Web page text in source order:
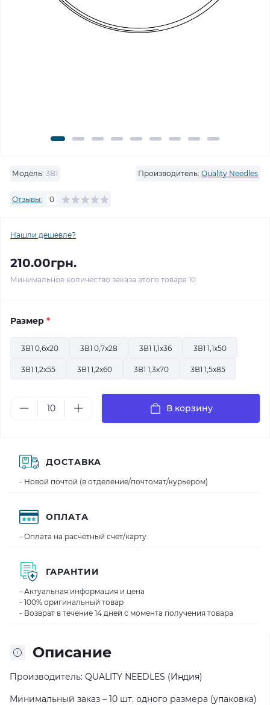
Модель: 3В1 Производитель: Quality Needles
Отзывы: 0
Нашли дешевле?
210.00грн.
Минимальное количество заказа этого товара 10
Размер *
3В1 0,6х20 3В1 0,7х28 3В1 1,1х36 3В1 1,1х50
3В1 1,2х55 3В1 1,2х60 3В1 1,3х70 3В1 1,5х85
В корзину
Описание
Производитель: QUALITY NEEDLES (Индия)
Минимальный заказ – 10 шт. одного размера (упаковка)
ДОСТАВКА
- Новой почтой (в отделение/почтомат/курьером)
ОПЛАТА
- Оплата на расчетный счет/карту
ГАРАНТИИ
- Актуальная информация и цена
- 100% оригинальный товар
- Возврат в течение 14 дней с момента получения товара